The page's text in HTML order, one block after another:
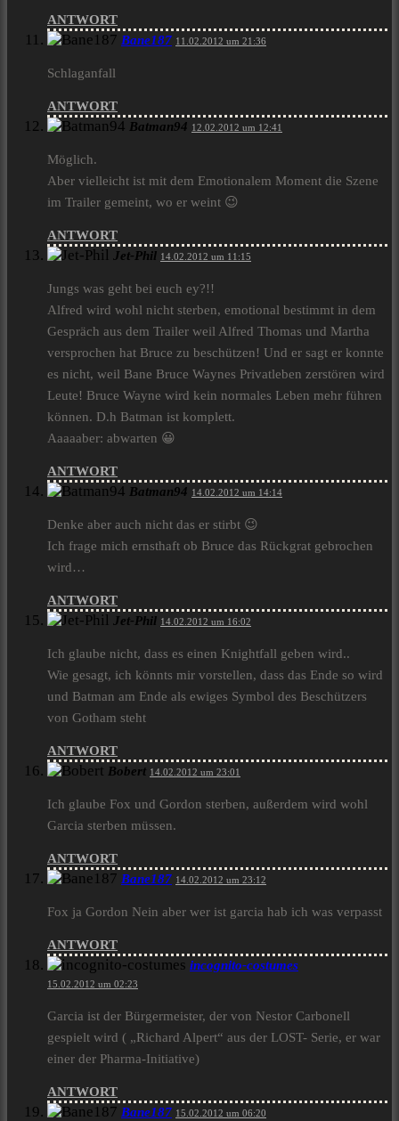
ANTWORT
Bane187 11.02.2012 um 21:36
Schlaganfall
ANTWORT
Batman94 12.02.2012 um 12:41
Möglich.
Aber vielleicht ist mit dem Emotionalem Moment die Szene
im Trailer gemeint, wo er weint 😉
ANTWORT
Jet-Phil 14.02.2012 um 11:15
Jungs was geht bei euch ey?!!
Alfred wird wohl nicht sterben, emotional bestimmt in dem
Gespräch aus dem Trailer weil Alfred Thomas und Martha
versprochen hat Bruce zu beschützen! Und er sagt er konnte
es nicht, weil Bane Bruce Waynes Privatleben zerstören wird
Leute! Bruce Wayne wird kein normales Leben mehr führen
können. D.h Batman ist komplett.
Aaaaaber: abwarten 😀
ANTWORT
Batman94 14.02.2012 um 14:14
Denke aber auch nicht das er stirbt 😉
Ich frage mich ernsthaft ob Bruce das Rückgrat gebrochen
wird…
ANTWORT
Jet-Phil 14.02.2012 um 16:02
Ich glaube nicht, dass es einen Knightfall geben wird..
Wie gesagt, ich könnts mir vorstellen, dass das Ende so wird
und Batman am Ende als ewiges Symbol des Beschützers
von Gotham steht
ANTWORT
Bobert 14.02.2012 um 23:01
Ich glaube Fox und Gordon sterben, außerdem wird wohl
Garcia sterben müssen.
ANTWORT
Bane187 14.02.2012 um 23:12
Fox ja Gordon Nein aber wer ist garcia hab ich was verpasst
ANTWORT
incognito-costumes
15.02.2012 um 02:23
Garcia ist der Bürgermeister, der von Nestor Carbonell
gespielt wird ( „Richard Alpert“ aus der LOST- Serie, er war
einer der Pharma-Initiative)
ANTWORT
Bane187 15.02.2012 um 06:20